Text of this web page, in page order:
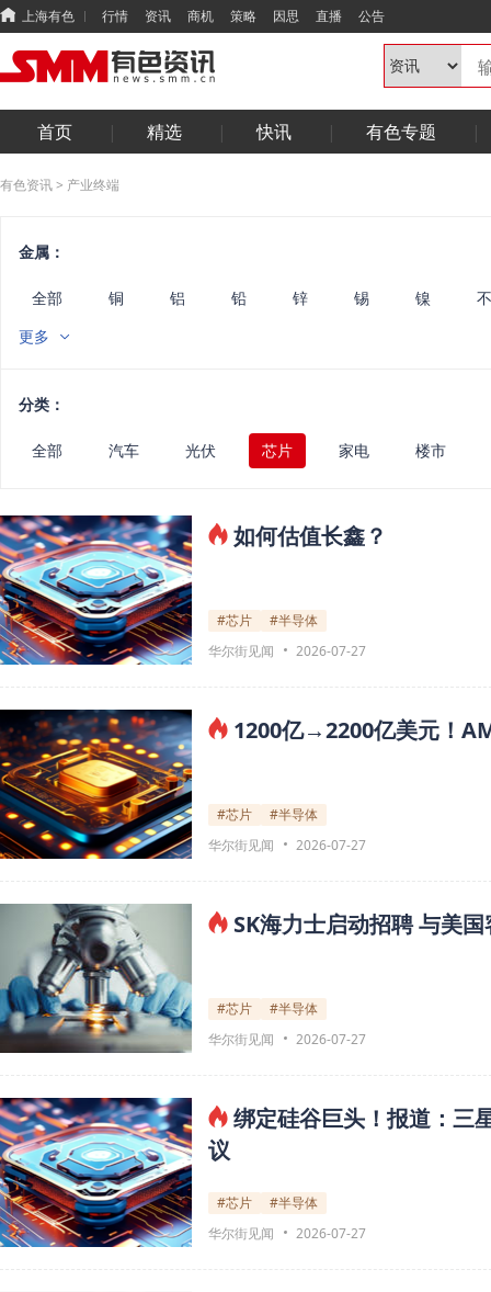
上海有色 行情 资讯 商机 策略 因思 直播 公告
首页 精选 快讯 有色专题
有色资讯> 产业终端
金属：
全部 铜 铝 铅 锌 锡 镍
锑
固态
更多
分类：
全部 汽车 光伏 芯片 家电 楼市
如何估值长鑫？
#芯片
#半导体
华尔街见闻
2026-07-27
1200亿→2200亿美元！
#芯片
#半导体
华尔街见闻
2026-07-27
SK海力士启动招聘 与美
#芯片
#半导体
华尔街见闻
2026-07-27
绑定硅谷巨头！报道：三
议
#芯片
#半导体
华尔街见闻
2026-07-27